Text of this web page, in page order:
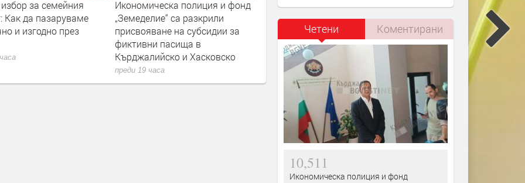
полиция и фонд
са разкрили
на субсидии за
пасища в
и Хасковско
Иззеха 544 стоки менте от лек
автомобил
преди 19 часа
Познайник на полицията е
задържан с дрога
преди 19 часа
С охлузвания е турският
от катастрофата на АМ
„Марица“
преди 19 часа
Четени Коментирани
10,511
Икономическа полиция и фонд